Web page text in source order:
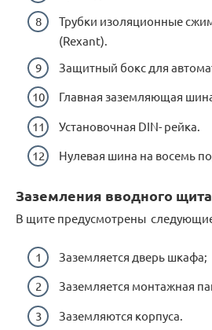
Трубки изоляционные
(Rexant).
Защитный бокс для
Главная заземляющая
Установочная DIN- рейка.
Нулевая шина на восемь
Заземления вводного щита
В щите предусмотрены
Заземляется дверь шкафа;
Заземляется монтажная
Заземляются корпуса.